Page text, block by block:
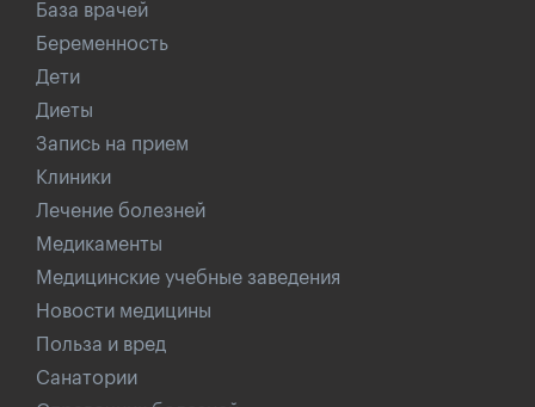
База врачей
Беременность
Дети
Диеты
Запись на прием
Клиники
Лечение болезней
Медикаменты
Медицинские учебные заведения
Новости медицины
Польза и вред
Санатории